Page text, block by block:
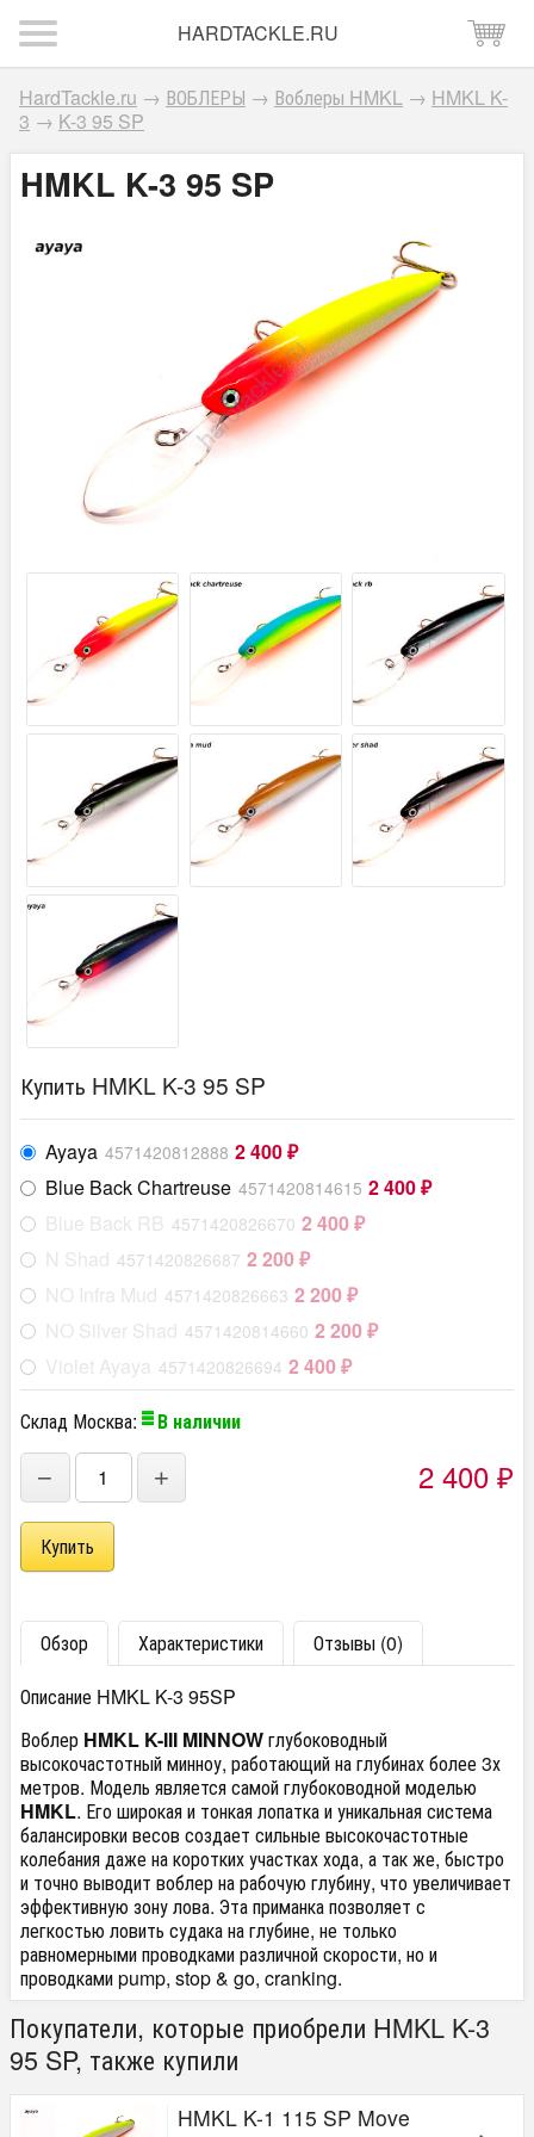
HARDTACKLE.RU
HardTackle.ru → ВОБЛЕРЫ → Воблеры HMKL → HMKL K-
3 → K-3 95 SP
HMKL K-3 95 SP
Купить HMKL K-3 95 SP
Ayaya 4571420812888 2 400₽
Blue Back Chartreuse 4571420814615 2 400₽
Blue Back RB 4571420826670 2 400₽
N Shad 4571420826687 2 200₽
NO Infra Mud 4571420826663 2 200₽
NO Silver Shad 4571420814660 2 200₽
Violet Ayaya 4571420826694 2 400₽
Склад Москва: В наличии
− + 2 400 ₽
Обзор Характеристики
Отзывы (0)
Описание HMKL K-3 95SP
Воблер HMKL K-III MINNOWглубоководный
высокочастотный минноу, работающий на глубинах более 3х
метров. Модель является самой глубоководной моделью
HMKL. Его широкая и тонкая лопатка и уникальная система
балансировки весов создает сильные высокочастотные
колебания даже на коротких участках хода, а так же, быстро
и точно выводит воблер на рабочую глубину, что увеличивает
эффективную зону лова. Эта приманка позволяет с
легкостью ловить судака на глубине, не только
равномерными проводками различной скорости, но и
проводками pump, stop & go, cranking.
Покупатели, которые приобрели HMKL K-3
95 SP, также купили
HMKL K-1 115 SP Move